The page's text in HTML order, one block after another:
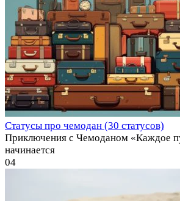
Статусы про чемодан (30 статусов)
Приключения с Чемоданом «Каждое
начинается
04